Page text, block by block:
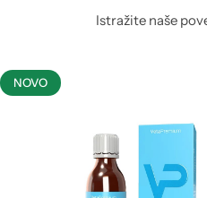
Istražite naše
NOVO